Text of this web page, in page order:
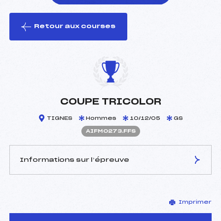
le ski
Retour aux courses
COUPE TRICOLOR
TIGNES Hommes 10/12/05 GS
AIFM0273.FFS
Informations sur l’épreuve
CHALCHAT MARTINE (IF)
Arbitre :
SANTAMARIA FABRICE
Imprimer